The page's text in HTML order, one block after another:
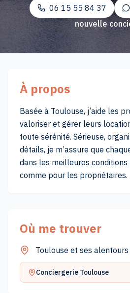
Réserver
logement
06 15 55 84 37
nouvelle
À propos
Basée à Toulouse, j’aide les
valoriser et gérer leurs
toute sérénité. Sérieuse,
détails, je m’assure que
dans les meilleures
comme pour les propriétaires.
Où me trouver
Toulouse et ses alentours
Conciergerie Toulouse